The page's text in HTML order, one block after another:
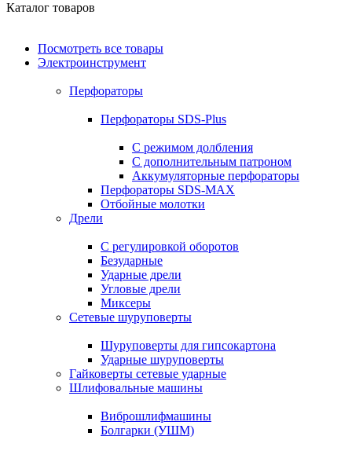
Каталог товаров
Посмотреть все товары
Электроинструмент
Перфораторы
Перфораторы SDS-Plus
С режимом долбления
С дополнительным патроном
Аккумуляторные перфораторы
Перфораторы SDS-MAX
Отбойные молотки
Дрели
С регулировкой оборотов
Безударные
Ударные дрели
Угловые дрели
Миксеры
Сетевые шуруповерты
Шуруповерты для гипсокартона
Ударные шуруповерты
Гайковерты сетевые ударные
Шлифовальные машины
Виброшлифмашины
Болгарки (УШМ)